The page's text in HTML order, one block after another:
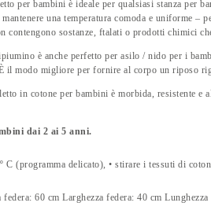
per bambini è ideale per qualsiasi stanza per
una temperatura comoda e uniforme
contengono sostanze, ftalati o prodotti chimici
è anche perfetto per asilo / nido per i
il modo migliore per fornire al corpo un riposo
in cotone per bambini è morbida, resistente
dai 2 ai 5 anni.
C (programma delicato), • stirare i tessuti di
federa: 60 cm Larghezza federa: 40 cm